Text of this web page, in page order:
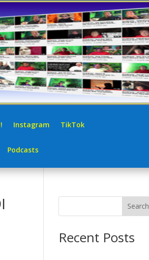
Instagram TikTok
Podcasts
Search
Recent Posts